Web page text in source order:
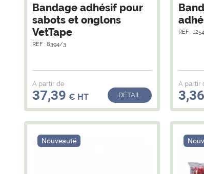
Bandage adhésif pour
sabots et onglons
VetTape
RÉF : 8394/3
A partir de
37,39 € HT DÉTAIL
RÉF :
A partir
3,36
Nouveauté